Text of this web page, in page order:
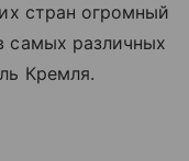
стран огромный
самых различных
Кремля.